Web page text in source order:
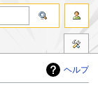
ヘルプ